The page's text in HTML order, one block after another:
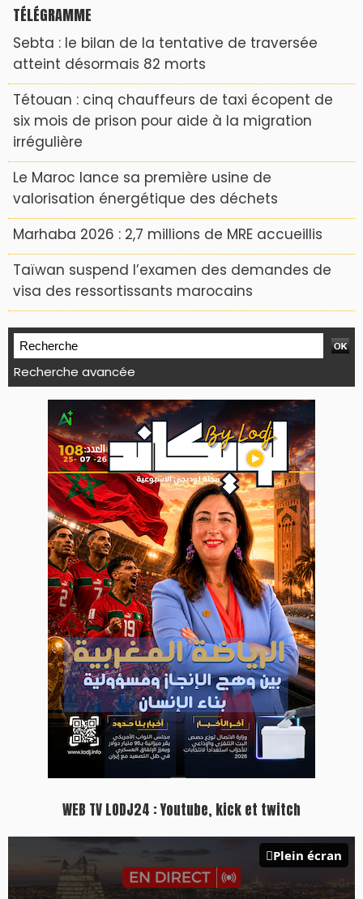
TÉLÉGRAMME
Sebta : le bilan de la tentative de traversée
atteint désormais 82 morts
Tétouan : cinq chauffeurs de taxi écopent de
six mois de prison pour aide à la migration
irrégulière
Le Maroc lance sa première usine de
valorisation énergétique des déchets
Marhaba 2026 : 2,7 millions de MRE accueillis
Taïwan suspend l’examen des demandes de
visa des ressortissants marocains
Recherche avancée
WEB TV LODJ24 : Youtube, kick et twitch
Plein écran